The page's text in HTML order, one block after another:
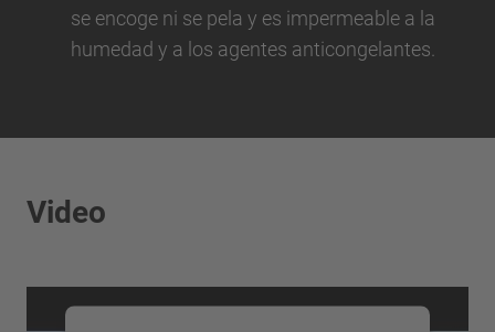
se encoge ni se pela y es impermeable a la
humedad y a los agentes anticongelantes.
Video